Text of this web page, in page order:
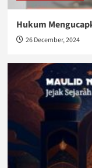
Hukum
26 December, 2024